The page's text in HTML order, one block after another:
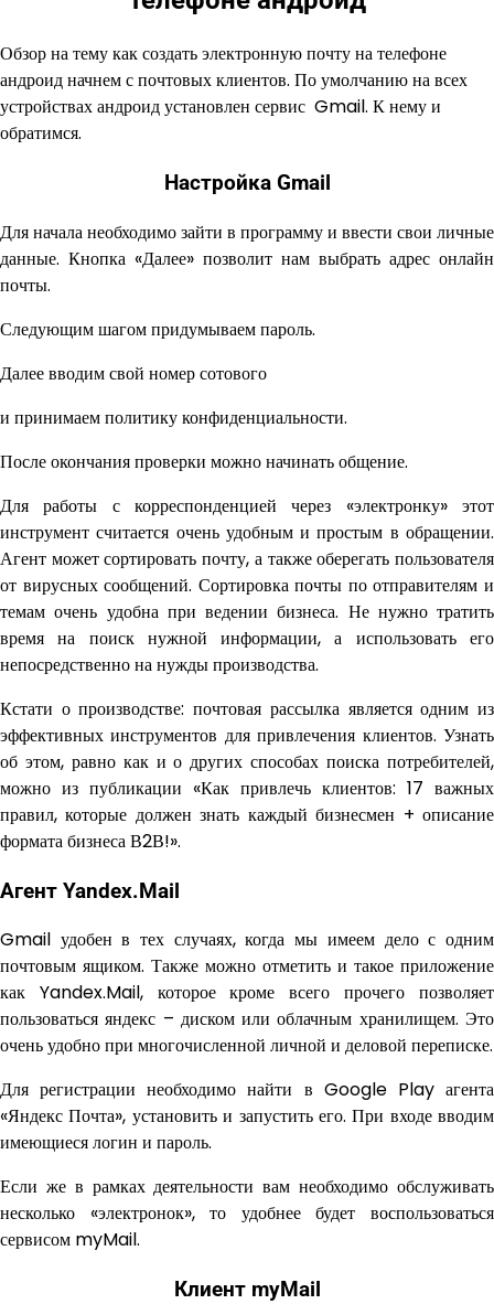
Обзор на тему как создать электронную почту на телефоне
андроид начнем с почтовых клиентов. По умолчанию на всех
устройствах андроид установлен сервис Gmail. К нему и
обратимся.
Настройка Gmail
Для начала необходимо зайти в программу и ввести свои личные
данные. Кнопка «Далее» позволит нам выбрать адрес онлайн
почты.
Следующим шагом придумываем пароль.
Далее вводим свой номер сотового
и принимаем политику конфиденциальности.
После окончания проверки можно начинать общение.
Для работы с корреспонденцией через «электронку» этот
инструмент считается очень удобным и простым в обращении.
Агент может сортировать почту, а также оберегать пользователя
от вирусных сообщений. Сортировка почты по отправителям и
темам очень удобна при ведении бизнеса. Не нужно тратить
время на поиск нужной информации, а использовать его
непосредственно на нужды производства.
Кстати о производстве: почтовая рассылка является одним из
эффективных инструментов для привлечения клиентов. Узнать
об этом, равно как и о других способах поиска потребителей,
можно из публикации «Как привлечь клиентов: 17 важных
правил, которые должен знать каждый бизнесмен + описание
формата бизнеса В2В!».
Агент Yandex.Mail
Gmail удобен в тех случаях, когда мы имеем дело с одним
почтовым ящиком. Также можно отметить и такое приложение
как Yandex.Mail, которое кроме всего прочего позволяет
пользоваться яндекс – диском или облачным хранилищем. Это
очень удобно при многочисленной личной и деловой переписке.
Для регистрации необходимо найти в Google Play агента
«Яндекс Почта», установить и запустить его. При входе вводим
имеющиеся логин и пароль.
Если же в рамках деятельности вам необходимо обслуживать
несколько «электронок», то удобнее будет воспользоваться
сервисом myMail.
Клиент myMail